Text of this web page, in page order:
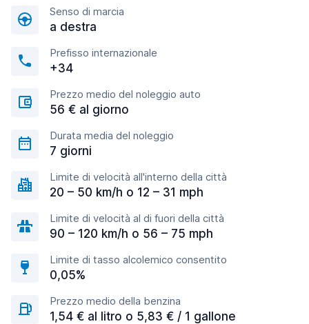
Senso di marcia
a destra
Prefisso internazionale
+34
Prezzo medio del noleggio auto
56 € al giorno
Durata media del noleggio
7 giorni
Limite di velocità all'interno della città
20 – 50 km/h o 12 – 31 mph
Limite di velocità al di fuori della città
90 – 120 km/h o 56 – 75 mph
Limite di tasso alcolemico consentito
0,05%
Prezzo medio della benzina
1,54 € al litro o 5,83 € / 1 gallone